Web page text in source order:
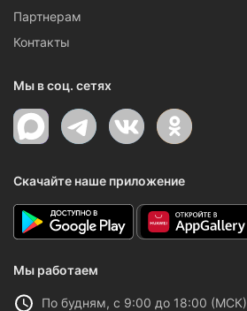
Партнерам
Контакты
Мы в соц. сетях
Скачайте наше приложение
Мы работаем
По будням, с 9:00 до 18:00 (МСК)